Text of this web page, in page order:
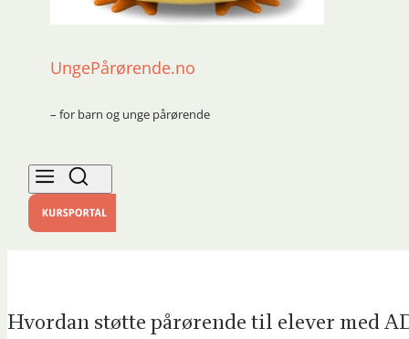
UngePårørende.no
– for barn og unge pårørende
Hvordan støtte pårørende til elever med